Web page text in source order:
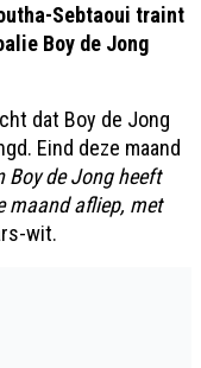
Sebtaoui traint
Boy de Jong
dat Boy de Jong
Eind deze maand
Boy de Jong heeft
maand afliep, met
wit.